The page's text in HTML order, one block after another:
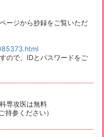
ージから抄録をご覧いただ
ので、IDとパスワードをご
専攻医は無料
参ください）